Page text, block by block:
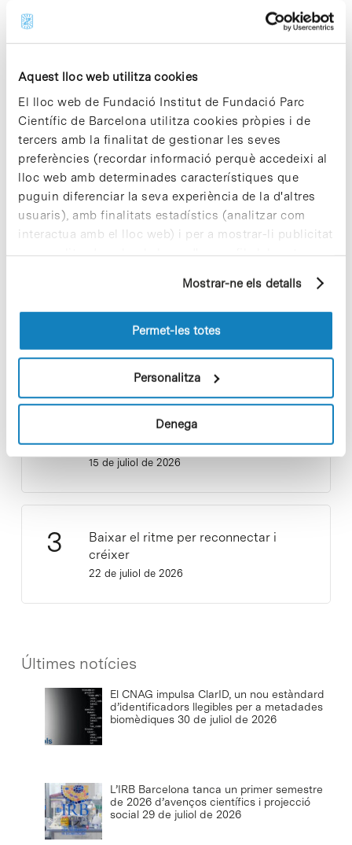
Aquest lloc web utilitza cookies
El lloc web de Fundació Institut de Fundació Parc
Científic de Barcelona utilitza cookies pròpies i de
tercers amb la finalitat de gestionar les seves
preferències (recordar informació perquè accedeixi al
lloc web amb determinades característiques que
puguin diferenciar la seva experiència de la d'altres
usuaris), amb finalitats estadístics (analitzar com
interactua amb el lloc web) i per a mostrar-li publicitat
personalitzada sobre la base d'un perfil elaborat a
pàgines visitades). Per a obtenir més informació sobre
les cookies pot consultar laPolítica de cookiesdel
Mostrar-ne els detalls
Permet-les totes
Personalitza
Denega
Share Share
Notícies més vistes
Cuidar el territori és sostenibilitat
29 de juliol de 2026
Vacances responsables en temps
d’emergència climàtica
15 de juliol de 2026
Baixar el ritme per reconnectar i
créixer
22 de juliol de 2026
Últimes notícies
El CNAG impulsa ClarID, un nou estàndard
d’identificadors llegibles per a metadades
biomèdiques 30 de juliol de 2026
L’IRB Barcelona tanca un primer semestre
de 2026 d’avenços científics i projecció
social 29 de juliol de 2026